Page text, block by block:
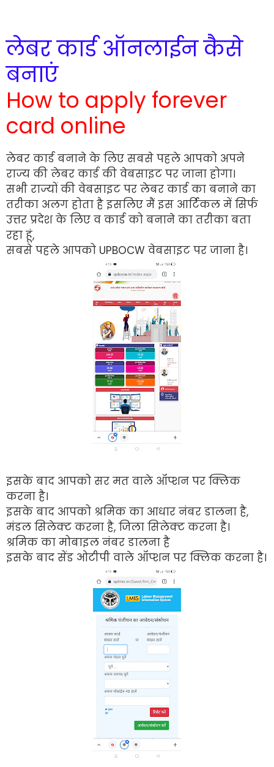
लेबर कार्ड ऑनलाईन कैसे
बनाएं
How to apply forever
card online
लेबर कार्ड बनाने के लिए सबसे पहले आपको अपने
राज्य की लेबर कार्ड की वेबसाइट पर जाना होगा।
सभी राज्यों की वेबसाइट पर लेबर कार्ड का बनाने का
तरीका अलग होता है इसलिए मैं इस आर्टिकल में सिर्फ
उत्तर प्रदेश के लिए व कार्ड को बनाने का तरीका बता
रहा हूं,
सबसे पहले आपको UPBOCW वेबसाइट पर जाना है।
इसके बाद आपको सर मत वाले ऑप्शन पर क्लिक
करना है।
इसके बाद आपको श्रमिक का आधार नंबर डालना है,
मंडल सिलेक्ट करना है, जिला सिलेक्ट करना है।
श्रमिक का मोबाइल नंबर डालना है
इसके बाद सेंड ओटीपी वाले ऑप्शन पर क्लिक करना है।